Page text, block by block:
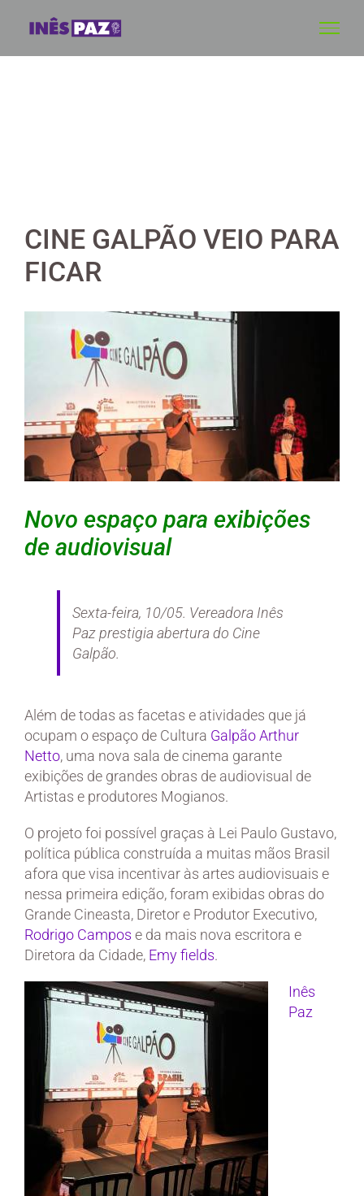
CINE GALPÃO VEIO PARA
FICAR
Novo espaço para exibições
de audiovisual
Sexta-feira, 10/05. Vereadora Inês
Paz prestigia abertura do Cine
Galpão.
Além de todas as facetas e atividades que já
ocupam o espaço de Cultura Galpão Arthur
Netto, uma nova sala de cinema garante
exibições de grandes obras de audiovisual de
Artistas e produtores Mogianos.
O projeto foi possível graças à Lei Paulo Gustavo,
política pública construída a muitas mãos Brasil
afora que visa incentivar às artes audiovisuais e
nessa primeira edição, foram exibidas obras do
Grande Cineasta, Diretor e Produtor Executivo,
Rodrigo Campos e da mais nova escritora e
Diretora da Cidade, Emy fields.
Inês
Paz